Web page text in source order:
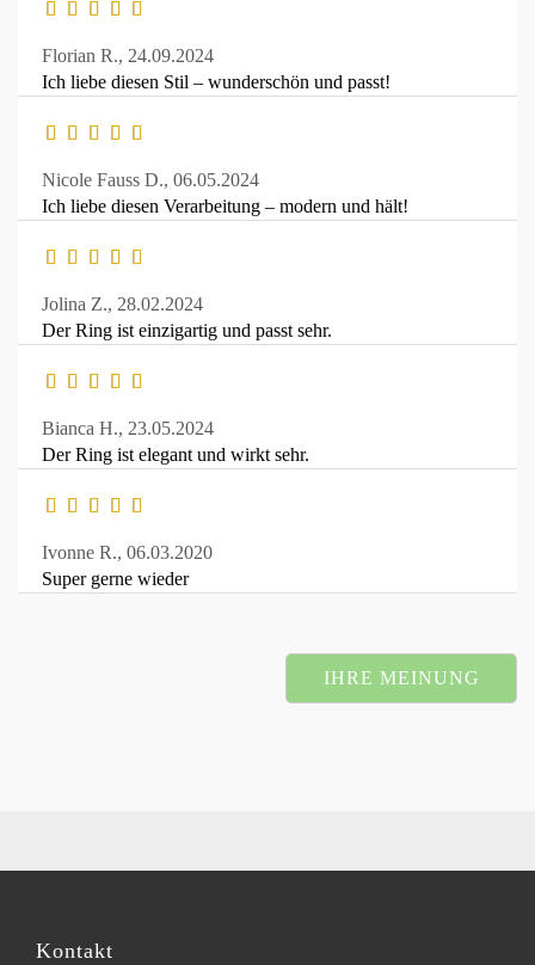
Florian R., 24.09.2024
Ich liebe diesen Stil – wunderschön und passt!
Nicole Fauss D., 06.05.2024
Ich liebe diesen Verarbeitung – modern und hält!
Jolina Z., 28.02.2024
Der Ring ist einzigartig und passt sehr.
Bianca H., 23.05.2024
Der Ring ist elegant und wirkt sehr.
Ivonne R., 06.03.2020
Super gerne wieder
IHRE MEINUNG
Kontakt